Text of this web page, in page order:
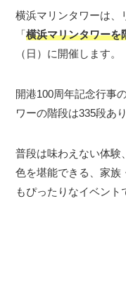
横浜マリンタワーは、
「横浜マリンタワーを
（日）に開催します。
開港100周年記念行事
ワーの階段は335段あ
普段は味わえない体験
色を堪能できる、家族
もぴったりなイベント